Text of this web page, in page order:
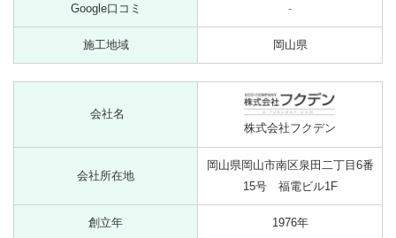
Google口コミ -
施工地域 岡山県
会社名
株式会社フクデン
会社所在地
岡山県岡山市南区泉田二丁目6番
15号 福電ビル1F
創立年 1976年